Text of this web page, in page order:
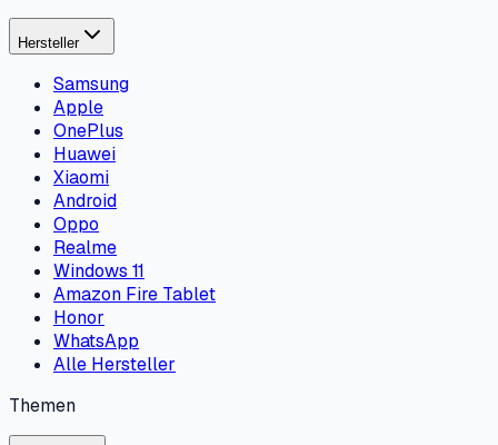
Hersteller
Samsung
Apple
OnePlus
Huawei
Xiaomi
Android
Oppo
Realme
Windows 11
Amazon Fire Tablet
Honor
WhatsApp
Alle Hersteller
Themen